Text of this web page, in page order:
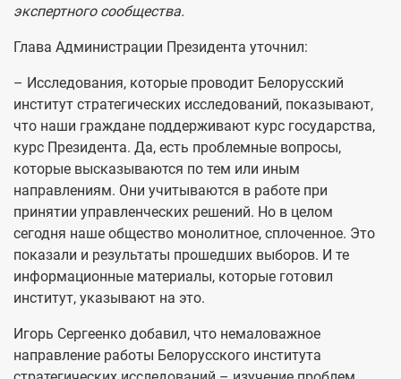
экспертного сообщества.
Глава Администрации Президента уточнил:
– Исследования, которые проводит Белорусский
институт стратегических исследований, показывают,
что наши граждане поддерживают курс государства,
курс Президента. Да, есть проблемные вопросы,
которые высказываются по тем или иным
направлениям. Они учитываются в работе при
принятии управленческих решений. Но в целом
сегодня наше общество монолитное, сплоченное. Это
показали и результаты прошедших выборов. И те
информационные материалы, которые готовил
институт, указывают на это.
Игорь Сергеенко добавил, что немаловажное
направление работы Белорусского института